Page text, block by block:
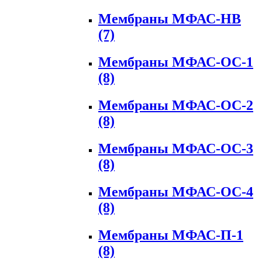
Мембраны МФАС-НВ
(7)
Мембраны МФАС-ОС-1
(8)
Мембраны МФАС-ОС-2
(8)
Мембраны МФАС-ОС-3
(8)
Мембраны МФАС-ОС-4
(8)
Мембраны МФАС-П-1
(8)